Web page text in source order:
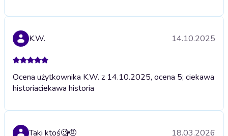
K.W. 14.10.2025
Ocena użytkownika K.W. z 14.10.2025, ocena 5; ciekawa
historiaciekawa historia
Taki ktoś🧐🤨 18.03.2026